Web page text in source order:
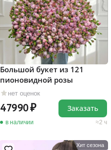
нет оценок
Большой букет из 121
пионовидной розы
47990
в наличии 2 ч
Заказать
Хит сезона